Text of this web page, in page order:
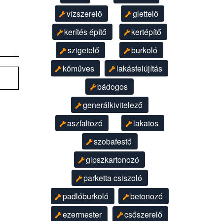
vízszerelő
glettelő
kerítés építő
kertépítő
szigetelő
burkoló
kőműves
lakásfelújítás
bádogos
generálkivitelező
aszfaltozó
lakatos
szobafestő
gipszkartonozó
parketta csiszoló
padlóburkoló
betonozó
ezermester
csőszerelő